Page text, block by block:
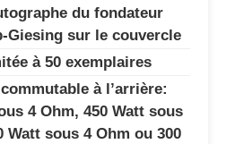
du fondateur
Giesing sur le couvercle
à 50 exemplaires
à l’arrière:
4 Ohm, 450 Watt sous
Watt sous 4 Ohm ou 300